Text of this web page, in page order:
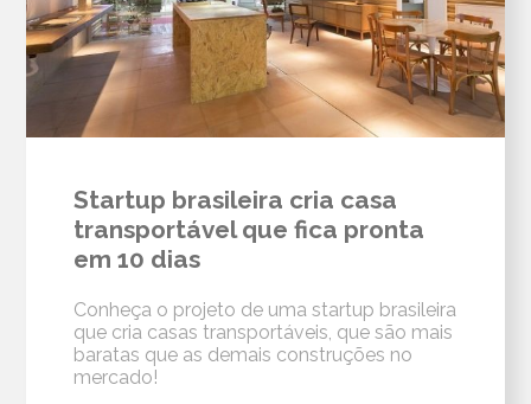
Startup brasileira cria casa
transportável que fica pronta
em 10 dias
Conheça o projeto de uma startup brasileira
que cria casas transportáveis, que são mais
baratas que as demais construções no
mercado!